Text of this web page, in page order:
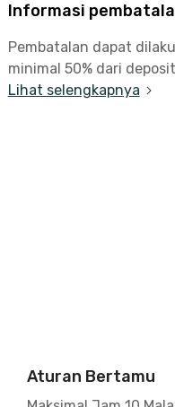
Informasi
Pembatalan dapat
minimal 50% dari
Lihat selengkapnya
Aturan Bertamu